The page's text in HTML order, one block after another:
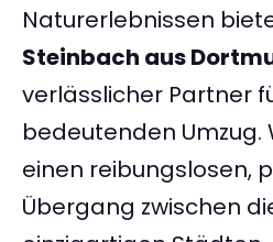
Naturerlebnissen
Steinbach aus
verlässlicher Partner
bedeutenden Umzug.
einen reibungslosen,
Übergang zwischen